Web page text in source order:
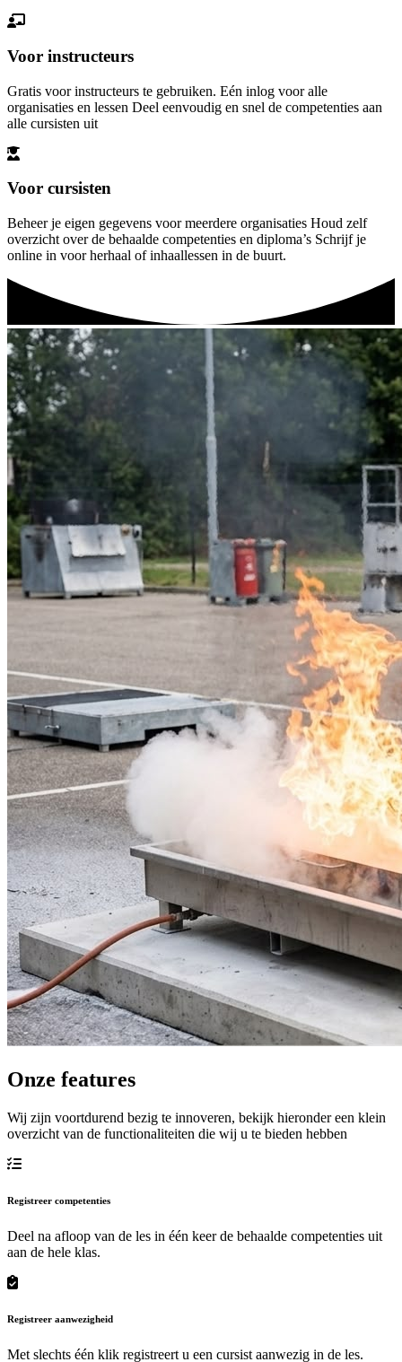
Voor instructeurs
Gratis voor instructeurs te gebruiken. Eén inlog voor alle
organisaties en lessen Deel eenvoudig en snel de competenties aan
alle cursisten uit
Voor cursisten
Beheer je eigen gegevens voor meerdere organisaties Houd zelf
overzicht over de behaalde competenties en diploma’s Schrijf je
online in voor herhaal of inhaallessen in de buurt.
Onze features
Wij zijn voortdurend bezig te innoveren, bekijk hieronder een klein
overzicht van de functionaliteiten die wij u te bieden hebben
Registreer competenties
Deel na afloop van de les in één keer de behaalde competenties uit
aan de hele klas.
Registreer aanwezigheid
Met slechts één klik registreert u een cursist aanwezig in de les.